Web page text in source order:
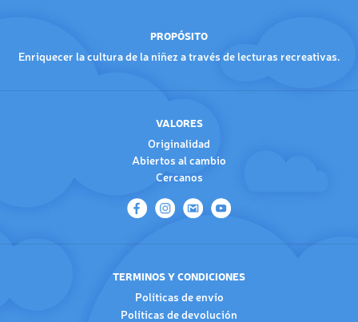
PROPÓSITO
Enriquecer la cultura de la niñez a través de lecturas recreativas.
VALORES
Originalidad
Abiertos al cambio
Cercanos
TERMINOS Y CONDICIONES
Políticas de envío
Políticas de devolución